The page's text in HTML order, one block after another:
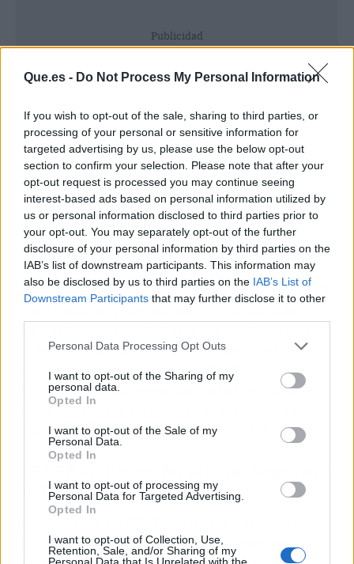
Que.es - Do Not Process My Personal Information
If you wish to opt-out of the sale, sharing to third parties, or
processing of your personal or sensitive information for
targeted advertising by us, please use the below opt-out
section to confirm your selection. Please note that after your
opt-out request is processed you may continue seeing
interest-based ads based on personal information utilized by
us or personal information disclosed to third parties prior to
your opt-out. You may separately opt-out of the further
disclosure of your personal information by third parties on the
IAB’s list of downstream participants. This information may
also be disclosed by us to third parties on the IAB’s List of
Downstream Participants that may further disclose it to other
Personal Data Processing Opt Outs
I want to opt-out of the Sharing of my
personal data.
Opted In
I want to opt-out of the Sale of my
Personal Data.
Opted In
I want to opt-out of processing my
Personal Data for Targeted Advertising.
Opted In
I want to opt-out of Collection, Use,
Retention, Sale, and/or Sharing of my
Personal Data that Is Unrelated with the
Publicidad
La conexión entre FIBO Global Fitness y STAFF
Grup Piscinas y Vestuarios no solo ha sido
en la industria del fitness y el bienestar. La
participación activa en eventos clave como
FIBO sigue siendo esencial para la evolución y
el éxito continuo de empresas innovadoras
como STAFF Grup Piscinas y Vestuarios.
internacionales
limita únicamente a FIBO, está presente